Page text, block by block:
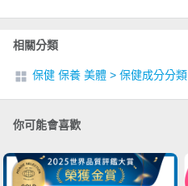
相關分類
保健 保養 美體 > 保健成分分類
你可能會喜歡